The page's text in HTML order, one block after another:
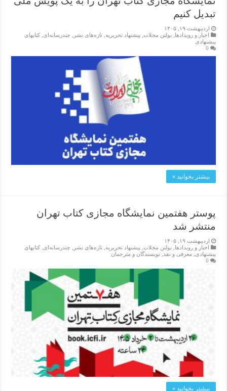
تبدیل کنیم
اردیبهشت ۱۹, ۱۴۰۵
اخبار و رویدادها
بولتن مجلات پیشنهاد تحریریه ,تازەهای نشر چندرسانه‌ای ,کتابهای
پیشنهادی
0
بیشتر بخوانید »
پوستر هفتمین نمایشگاه مجازی کتاب تهران
منتشر شد
اردیبهشت ۱۹, ۱۴۰۵
اخبار و رویدادها
بولتن مجلات پیشنهاد تحریریه ,تازەهای نشر چندرسانه‌ای ,کتابهای
پیشنهادی
معرفی و نقد
نویسندگان و مترجمان
0
بیشتر بخوانید »